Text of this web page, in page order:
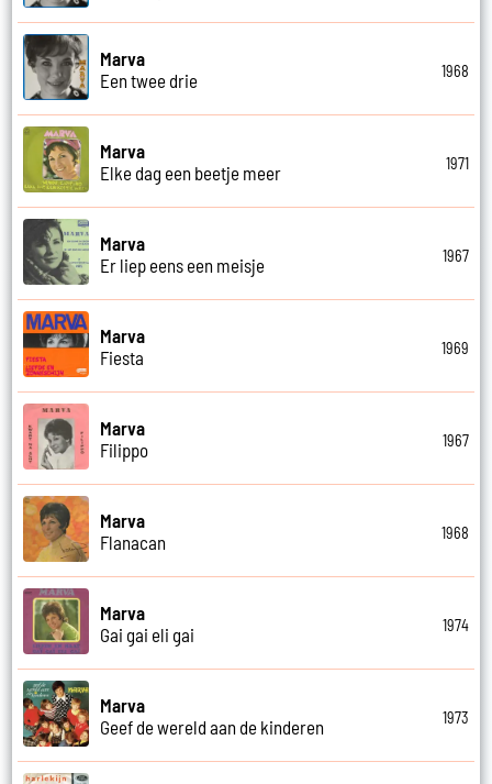
Marva
Een twee drie
1968
Marva
Elke dag een beetje meer
1971
Marva
Er liep eens een meisje
1967
Marva
Fiesta
1969
Marva
Filippo
1967
Marva
Flanacan
1968
Marva
Gai gai eli gai
1974
Marva
Geef de wereld aan de kinderen
1973